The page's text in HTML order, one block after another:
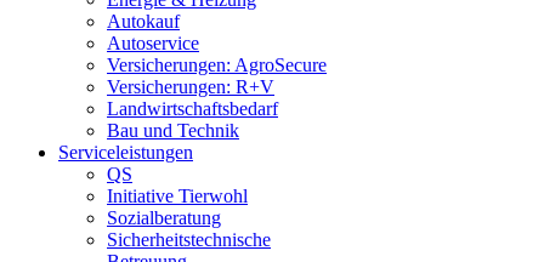
Autokauf
Autoservice
Versicherungen: AgroSecure
Versicherungen: R+V
Landwirtschaftsbedarf
Bau und Technik
Service­­leistungen
QS
Initiative Tierwohl
Sozialberatung
Sicherheitstechnische